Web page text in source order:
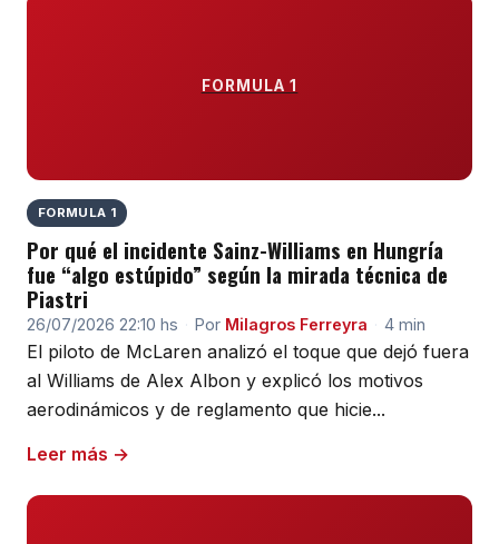
FORMULA 1
FORMULA 1
Por qué el incidente Sainz-Williams en Hungría
fue “algo estúpido” según la mirada técnica de
Piastri
26/07/2026 22:10 hs · Por Milagros Ferreyra · 4 min
El piloto de McLaren analizó el toque que dejó fuera
al Williams de Alex Albon y explicó los motivos
aerodinámicos y de reglamento que hicie...
Leer más →